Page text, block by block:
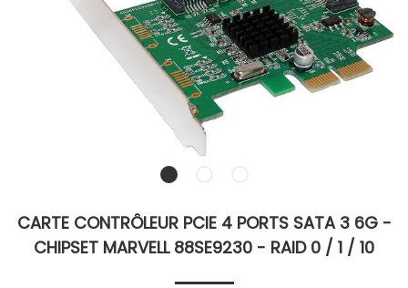
CARTE CONTRÔLEUR PCIE 4 PORTS SATA 3 6G -
CHIPSET MARVELL 88SE9230 - RAID 0 / 1 / 10